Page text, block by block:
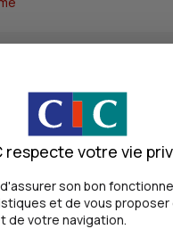
12h30
respecte votre vie
son bon
et de vous
de votre navigation.